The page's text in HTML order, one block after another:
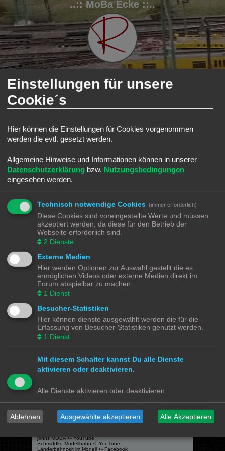
..:: MoBa Ecke ::..
FAQ
Kleinanzeigen
Angebote
Alles was ihr gerne verkaufen möchtet
Themen:
Suche
Hinweise
Ihr hab einen Hinweis auf Angebote oder Gelegenheiten?
Themen: 4
Modellbahnforum Forum Alle Zeiten sindUTC+02:00
Powered byphpBB® Forum Software © phpBB Limited
Deutsche Übersetzung durch
Webseiten
Von Klockenstedt über Bürenwerder nach Klingsiel
Bimm MOBA TV <- YouTube
@tramspotters <- Instagram
johns MOBA <- YouTube
Schmiddko Modellbahn <- YouTube
Länderbahnzeit im Modell <- Facebook
Einstellungen für unsere
Cookie´s
Hier können die Einstellungen für Cookies vorgenommen
werden die evtl. gesetzt werden.
Allgemeine Hinweise und Informationen können in unserer
Datenschutzerklärung bzw. Nutzungsbedingungen
eingesehen werden.
Technisch notwendige Cookies (immer erforderlich)
Diese Cookies sind voreingestellte Werte und müssen
akzeptiert werden, da diese für den Betrieb der
Webseite erforderlich sind.
2 Dienste
Externe Medien
Hier werden Optionen zur Auswahl gestellt die es
ermöglichen Videos oder externe Medien direkt im
Forum abspielbar zu machen.
1 Dienst
Besucher-Statistiken
Hier können dienste ausgewählt werden die für die
Erfassung von Besucher-Statistiken genutzt werden.
1 Dienst
Mit diesem Schalter kannst Du alle Dienste
aktivieren oder deaktivieren.
Alle Dienste aktivieren oder deaktivieren
Ablehnen Ausgewählte akzeptieren Alle Akzeptieren